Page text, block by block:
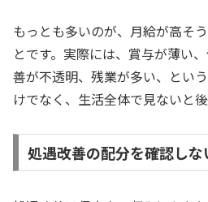
もっとも多いのが、月給が高そ
とです。実際には、賞与が薄い
善が不透明、残業が多い、とい
けでなく、生活全体で見ないと後
処遇改善の配分を確認しな